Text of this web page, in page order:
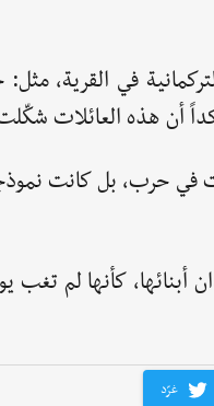
في القرية،
أن هذه العائلات
حرب، بل كانت
أبنائها، كأنها لم
غرّد